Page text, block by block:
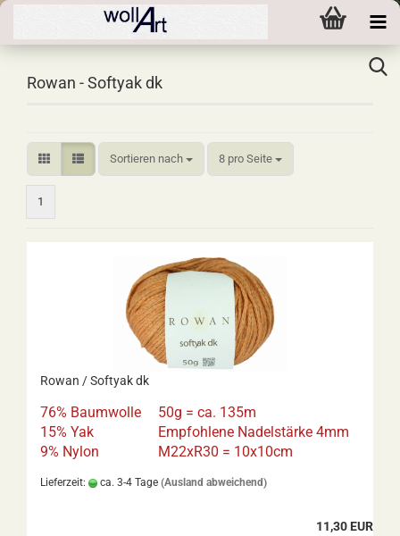
Rowan - Softyak dk
Sortieren nach
Sortieren nach 8 pro Seite
pro Seite
1
Rowan / Softyak dk
76% Baumwolle
50g = ca. 135m
15% Yak
Empfohlene Nadelstärke 4mm
9% Nylon
M22xR30 = 10x10cm
Lieferzeit: ca. 3-4 Tage (Ausland abweichend)
11,30 EUR